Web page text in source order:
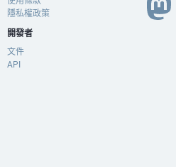
隱私權政策
開發者
文件
API